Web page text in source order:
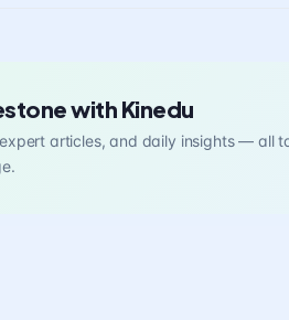
with Kinedu
articles, and daily insights — all